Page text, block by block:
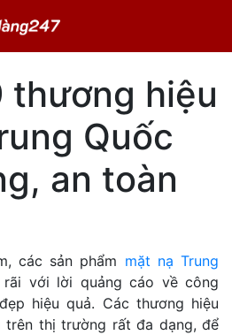
thương hiệu
Quốc
an toàn
các sản phẩm mặt nạ Trung
với lời quảng cáo về công
hiệu quả. Các thương hiệu
trên thị trường rất đa dạng, để